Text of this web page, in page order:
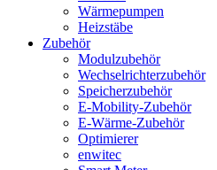
Wärmepumpen
Heizstäbe
Zubehör
Modulzubehör
Wechselrichterzubehör
Speicherzubehör
E-Mobility-Zubehör
E-Wärme-Zubehör
Optimierer
enwitec